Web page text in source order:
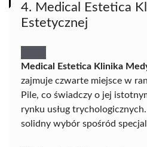
4. Medical Estetica
Estetycznej
Medical Estetica Klinika
zajmuje czwarte miejsce w
Pile, co świadczy o jej
rynku usług
solidny wybór spośród